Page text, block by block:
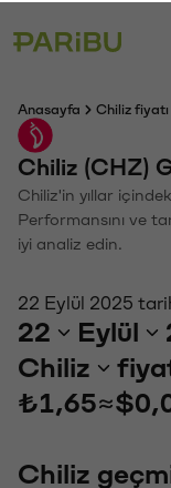
Anasayfa Chiliz fiyatı
Chiliz (CHZ)
Chiliz'in yıllar
Performansını ve
iyi analiz edin.
22 Eylül 2025
22 Eylül
Chiliz
₺1,65≈
Chiliz